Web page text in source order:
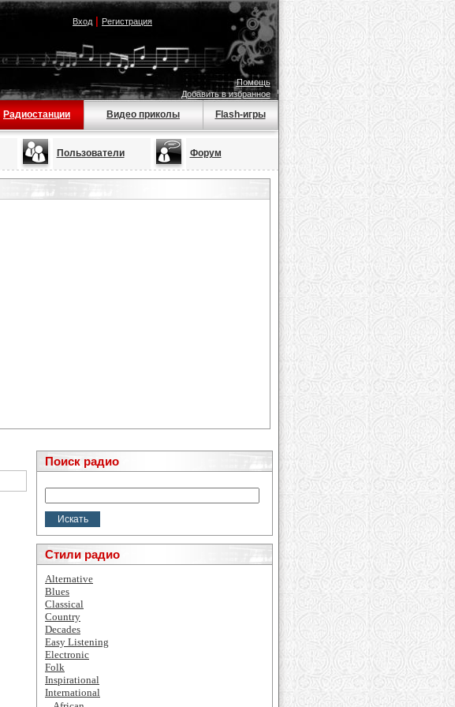
Вход| Регистрация
Помощь
Добавить в избранное
Радиостанции Видео приколы Flash-игры
Пользователи Форум
Поиск радио
Стили радио
Alternative
Blues
Classical
Country
Decades
Easy Listening
Electronic
Folk
Inspirational
International